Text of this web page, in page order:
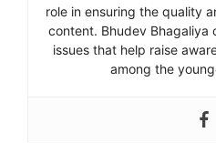
role in ensuring the quality
content. Bhudev Bhagaliya
issues that help raise
among the